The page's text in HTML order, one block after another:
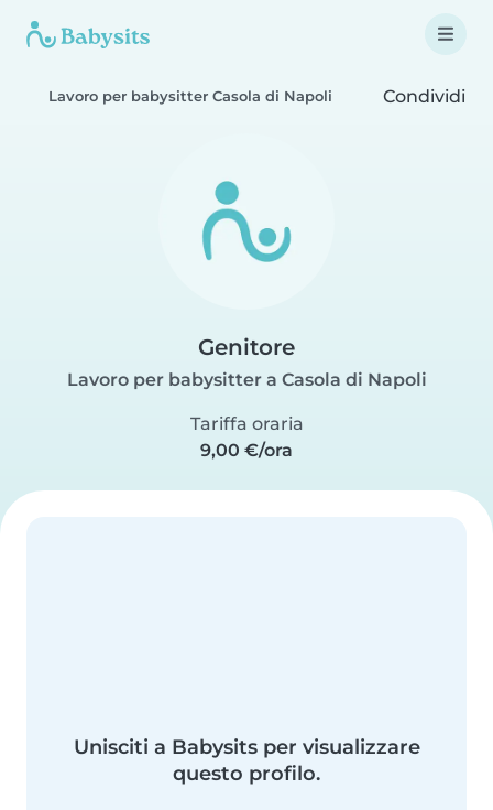
Lavoro per babysitter Casola di Napoli Condividi
Genitore
Lavoro per babysitter a Casola di Napoli
Tariffa oraria
9,00 €/ora
Unisciti a Babysits per visualizzare
questo profilo.